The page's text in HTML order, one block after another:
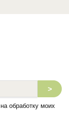
>
обработку моих